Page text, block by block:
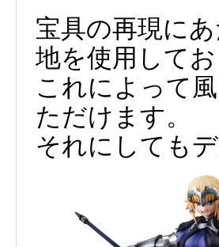
宝具の再現に
地を使用してお
これによって
ただけます。
それにしてもデ